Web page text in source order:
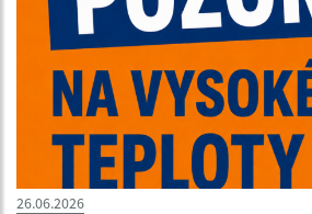
26.06.2026